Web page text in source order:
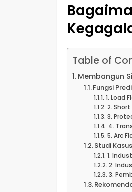
Table of
Membangun
Fungsi
1. Load
2.
3.
4.
5. Arc
Studi
1.
2.
3.